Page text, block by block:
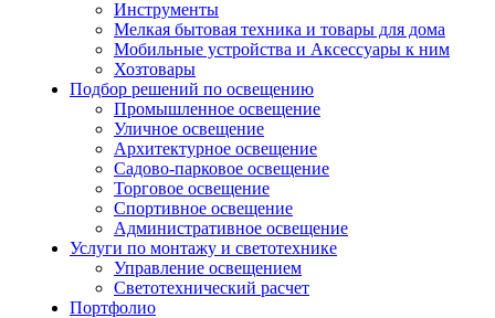
Инструменты
Мелкая бытовая техника и товары для дома
Мобильные устройства и Аксессуары к ним
Хозтовары
Подбор решений по освещению
Промышленное освещение
Уличное освещение
Архитектурное освещение
Садово-парковое освещение
Торговое освещение
Спортивное освещение
Административное освещение
Услуги по монтажу и светотехнике
Управление освещением
Светотехнический расчет
Портфолио